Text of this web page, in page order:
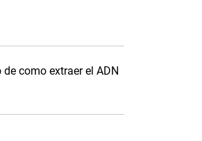
como extraer el ADN